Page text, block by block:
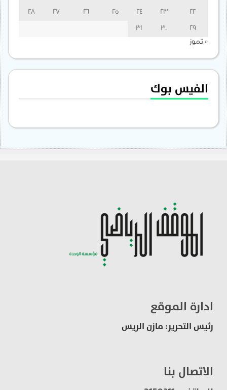
22
23
24
25
26
27
28
29
30
31
« تموز
الفيس بوك
ادارة الموقع
رئيس التحرير: مازن الريس
الاتصال بنا